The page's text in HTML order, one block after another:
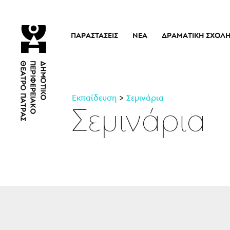
ΠΑΡΑΣΤΆΣΕΙΣ ΝΈΑ ΔΡΑΜΑΤΙΚΉ ΣΧΟΛΉ
Εκπαίδευση Σεμινάρια
Σεμινάρια